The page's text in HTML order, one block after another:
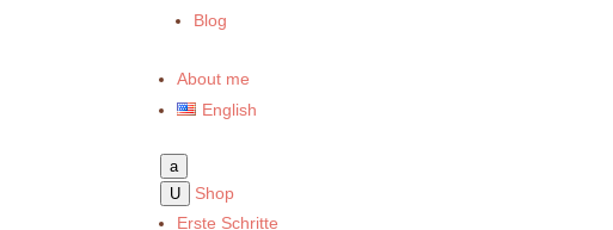
Blog
About me
English
a
U
Shop
Erste Schritte